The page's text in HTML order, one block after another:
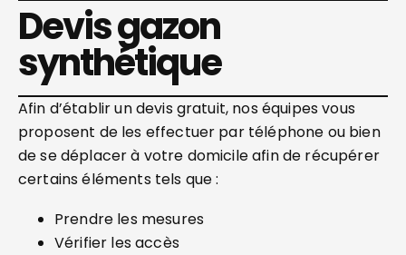
Devis gazon
synthétique
Afin d’établir un devis gratuit, nos équipes vous
proposent de les effectuer par téléphone ou bien
de se déplacer à votre domicile afin de récupérer
certains éléments tels que :
Prendre les mesures
Vérifier les accès